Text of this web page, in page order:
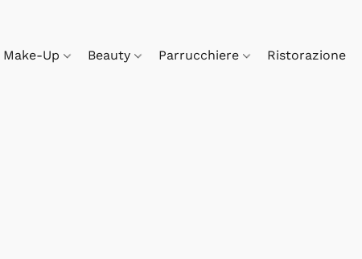
Make-Up Beauty Parrucchiere Ristorazione